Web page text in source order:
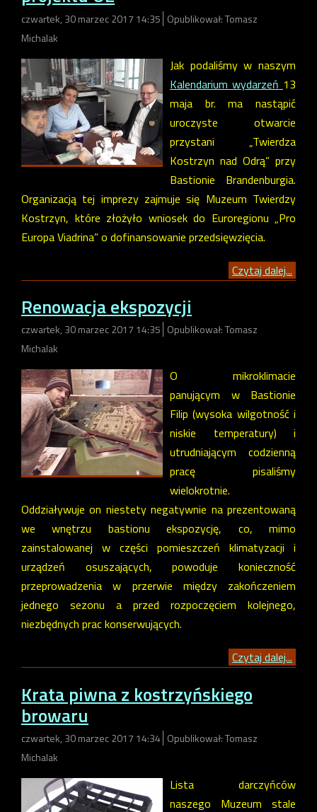
czwartek, 30 marzec 2017 14:35 Opublikował: Tomasz
Michalak
Jak podaliśmy w naszym
Kalendarium wydarzeń 13
maja br. ma nastąpić
uroczyste otwarcie
przystani „Twierdza
Kostrzyn nad Odrą” przy
Bastionie Brandenburgia.
Organizacją tej imprezy zajmuje się Muzeum Twierdzy
Kostrzyn, które złożyło wniosek do Euroregionu „Pro
Europa Viadrina” o dofinansowanie przedsięwzięcia.
Czytaj dalej...
Renowacja ekspozycji
czwartek, 30 marzec 2017 14:35 Opublikował: Tomasz
Michalak
O mikroklimacie
panującym w Bastionie
Filip (wysoka wilgotność i
niskie temperatury) i
utrudniającym codzienną
pracę pisaliśmy
wielokrotnie.
Oddziaływuje on niestety negatywnie na prezentowaną
we wnętrzu bastionu ekspozycję, co, mimo
zainstalowanej w części pomieszczeń klimatyzacji i
urządzeń osuszających, powoduje konieczność
przeprowadzenia w przerwie między zakończeniem
jednego sezonu a przed rozpoczęciem kolejnego,
niezbędnych prac konserwujących.
Czytaj dalej...
Krata piwna z kostrzyńskiego
browaru
czwartek, 30 marzec 2017 14:34 Opublikował: Tomasz
Michalak
Lista darczyńców
naszego Muzeum stale